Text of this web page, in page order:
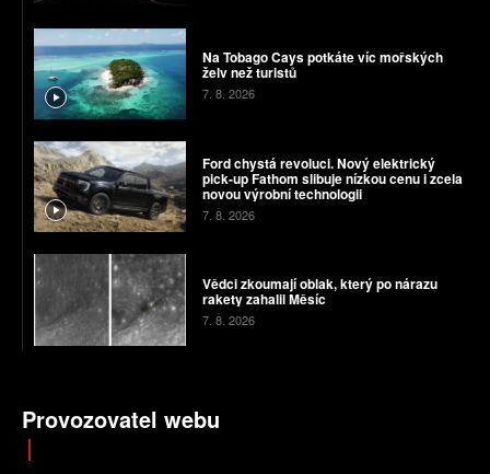
Na Tobago Cays potkáte víc mořských
želv než turistů
7. 8. 2026
Ford chystá revoluci. Nový elektrický
pick-up Fathom slibuje nízkou cenu i zcela
novou výrobní technologii
7. 8. 2026
Vědci zkoumají oblak, který po nárazu
rakety zahalil Měsíc
7. 8. 2026
Provozovatel webu